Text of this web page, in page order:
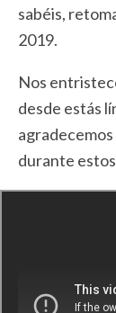
sabéis,
2019.
Nos
desde estás
durante